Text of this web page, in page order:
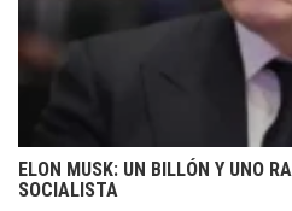
ELON MUSK: UN BILLÓN Y UNO
SOCIALISTA